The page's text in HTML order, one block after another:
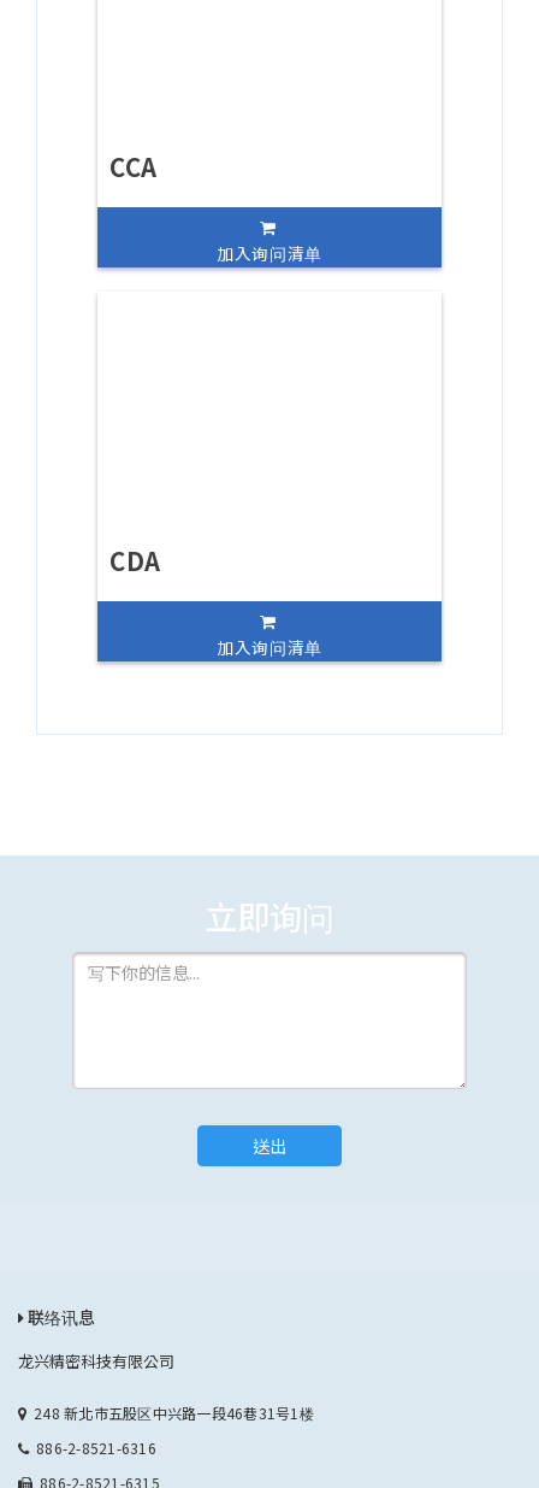
CCA
加入询问清单
CDA
加入询问清单
立即询问
送出
联络讯息
龙兴精密科技有限公司
248 新北市五股区中兴路一段46巷31号1楼
886-2-8521-6316
886-2-8521-6315